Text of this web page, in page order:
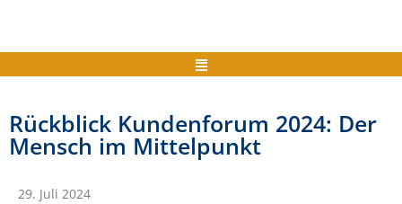
Menü
Rückblick Kundenforum 2024: Der
Mensch im Mittelpunkt
29. Juli 2024